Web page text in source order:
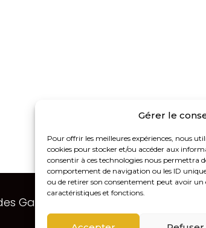
Gérer le
Pour offrir les meilleures expériences, nous
cookies pour stocker et/ou accéder aux
consentir à ces technologies nous permettra
comportement de navigation ou les ID
ou de retirer son consentement peut avoir un
caractéristiques et fonctions.
Gaudines 78100 – Saint Germain-